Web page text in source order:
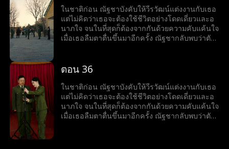
มหาวิทยาลัยไว้ และเริ่มต้นชีวิตใหม่อีกครั้ง
ในชาติก่อน ณัฐชาบังคับให้วีรวัฒน์แต่งงานกับเธอ
แต่ไม่คิดว่าเธอจะต้องใช้ชีวิตอย่างโดดเดี่ยวและอ
นาภใจ จนในที่สุดก็ต้องจากกันด้วยความคับแค้นใจ
เมื่อเธอลืมตาตื่นขึ้นมาอีกครั้ง ณัฐชากลับพบว่าตัว
แต่งงานกับวีรวัฒน์ แต่ในครั้งนี้ ณัฐชาตัดสินใจใหม่
มหาวิทยาลัยไว้ และเริ่มต้นชีวิตใหม่อีกครั้ง
ตอน 36
ในชาติก่อน ณัฐชาบังคับให้วีรวัฒน์แต่งงานกับเธอ
แต่ไม่คิดว่าเธอจะต้องใช้ชีวิตอย่างโดดเดี่ยวและอ
นาภใจ จนในที่สุดก็ต้องจากกันด้วยความคับแค้นใจ
เมื่อเธอลืมตาตื่นขึ้นมาอีกครั้ง ณัฐชากลับพบว่าตัว